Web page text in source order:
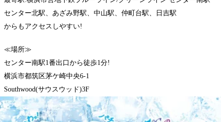
センター北駅、あざみ野駅、中山駅、仲町台駅、日吉駅
からもアクセスしやすい!
≪場所≫
センター南駅1番出口から徒歩1分!
横浜市都筑区茅ケ崎中央6-1
Southwood(サウスウッド)3F
お気軽にご来店ください。